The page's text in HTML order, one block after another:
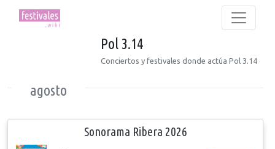
Pol 3.14
Conciertos y festivales donde actúa Pol 3.14
agosto
Sonorama Ribera 2026